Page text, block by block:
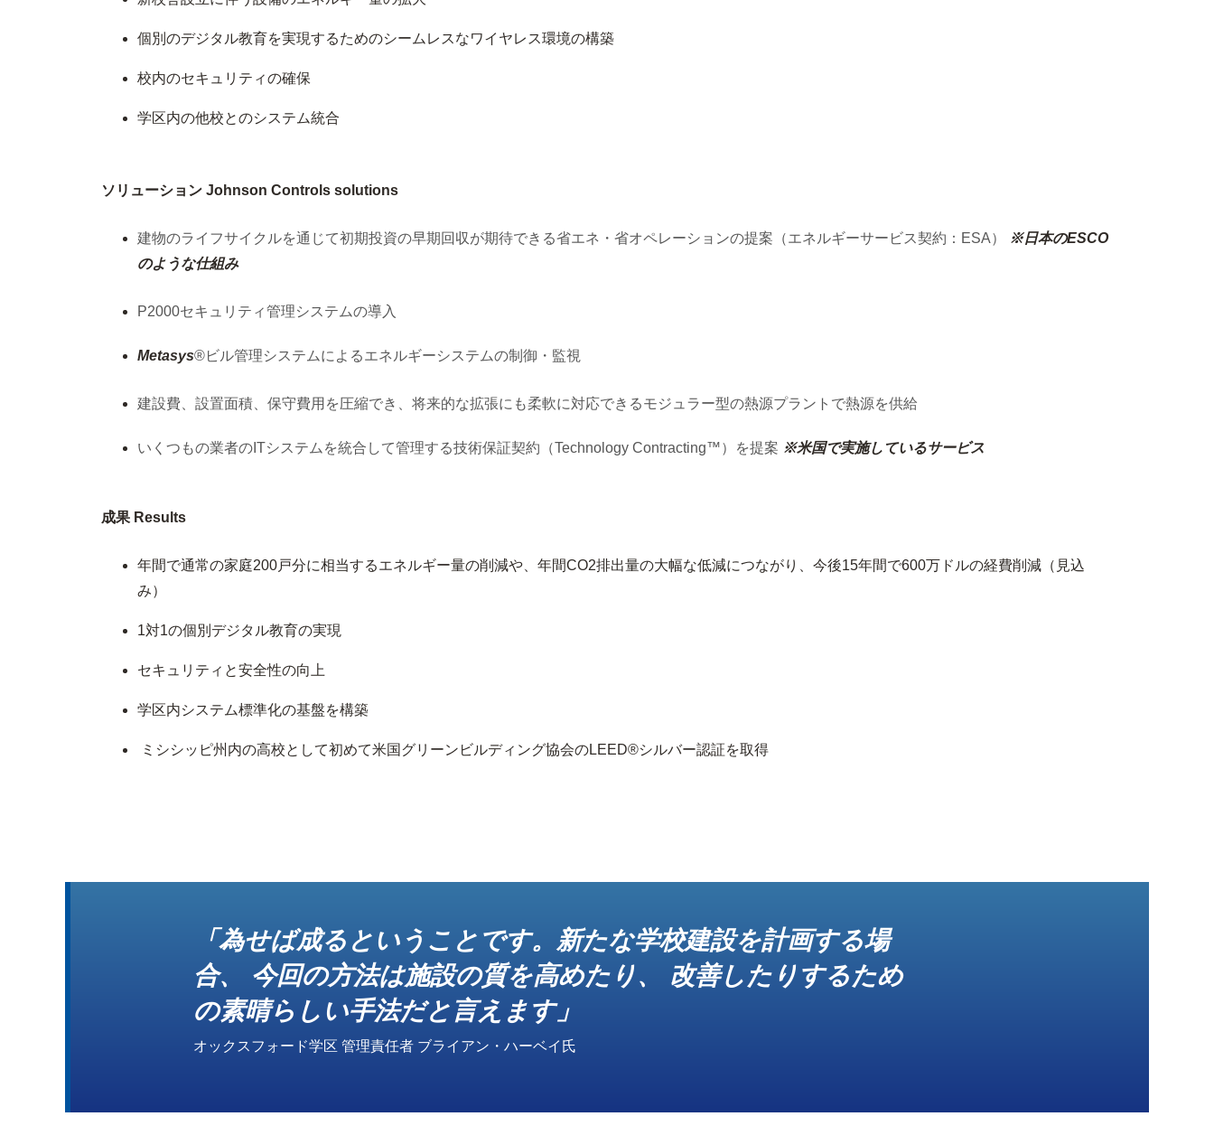
個別のデジタル教育を実現するためのシームレスなワイヤレス環境の構築
校内のセキュリティの確保
学区内の他校とのシステム統合
ソリューション Johnson Controls solutions
建物のライフサイクルを通じて初期投資の早期回収が期待できる省エネ・省オペレーションの提案（エネルギーサービス契約：ESA）
※日本のESCO
のような仕組み
P2000セキュリティ管理システムの導入
Metasys®ビル管理システムによるエネルギーシステムの制御・監視
建設費、設置面積、保守費用を圧縮でき、将来的な拡張にも柔軟に対応できるモジュラー型の熱源プラントで熱源を供給
いくつもの業者のITシステムを統合して管理する技術保証契約（Technology Contracting™）を提案 ※米国で実施しているサービス
成果 Results
年間で通常の家庭200戸分に相当するエネルギー量の削減や、年間CO2排出量の大幅な低減につながり、今後15年間で600万ドルの経費削減（見込
み）
1対1の個別デジタル教育の実現
セキュリティと安全性の向上
学区内システム標準化の基盤を構築
ミシシッピ州内の高校として初めて米国グリーンビルディング協会のLEED®シルバー認証を取得
「為せば成るということです。新たな学校建設を計画する場
合、 今回の方法は施設の質を高めたり、 改善したりするため
の素晴らしい手法だと言えます」
オックスフォード学区 管理責任者 ブライアン・ハーベイ氏